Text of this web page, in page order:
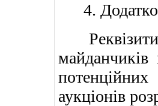
4.
Реквізити
майданчиків
аукціонів